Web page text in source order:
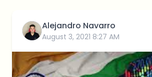
Alejandro Navarro
August 3, 2021 8:27 AM